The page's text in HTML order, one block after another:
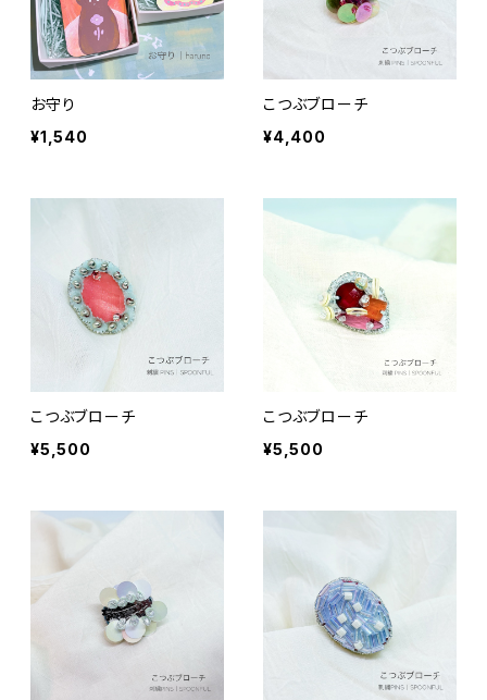
お守り
¥1,540
こつぶブローチ
¥4,400
こつぶブローチ
¥5,500
こつぶブローチ
¥5,500